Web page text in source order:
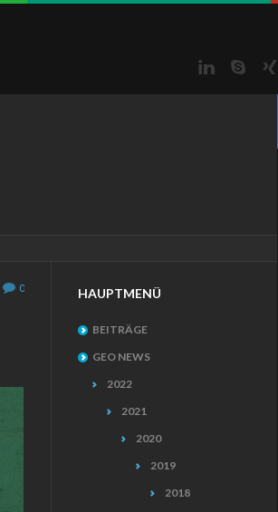
LinkedInSkype
0 HAUPTMENÜ
BEITRÄGE
GEO NEWS
2022
2021
2020
2019
2018